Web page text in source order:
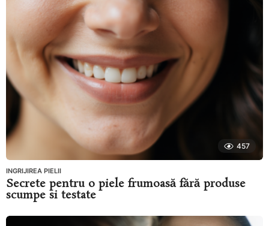
457
INGRIJIREA PIELII
Secrete pentru o piele frumoasă fără produse
scumpe si testate